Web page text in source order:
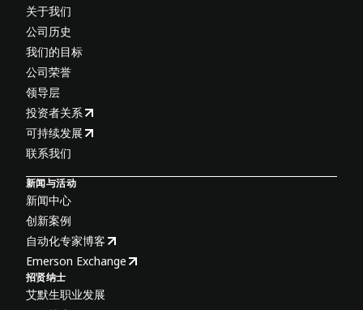
关于我们
公司历史
我们的目标
公司荣誉
领导层
投资者关系
可持续发展
联系我们
新闻与活动
新闻中心
创新案例
自动化专家博客
Emerson Exchange
招贤纳士
艾默生职业发展